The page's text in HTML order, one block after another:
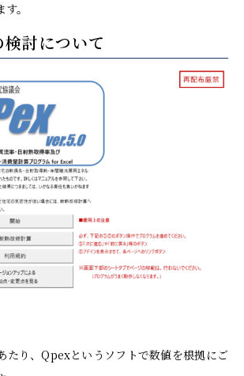
。
討について
たり、Qpexというソフトで数値を根拠にご